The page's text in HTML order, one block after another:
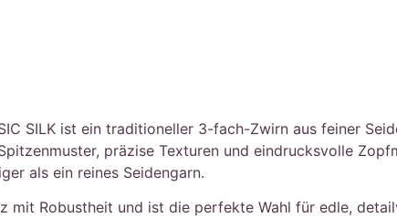
SILK ist ein traditioneller 3-fach-Zwirn aus feiner
präzise Texturen und eindrucksvolle
als ein reines Seidengarn.
mit Robustheit und ist die perfekte Wahl für edle,